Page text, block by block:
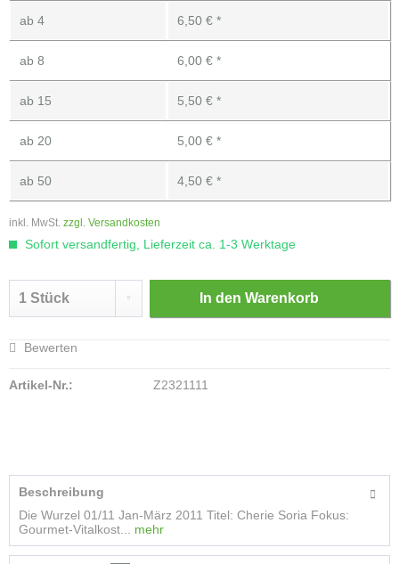
ab 4 6,50 € *
ab 8 6,00 € *
ab 15 5,50 € *
ab 20 5,00 € *
ab 50 4,50 € *
inkl. MwSt. zzgl. Versandkosten
Sofort versandfertig, Lieferzeit ca. 1-3 Werktage
In den Warenkorb
Bewerten
Artikel-Nr.: Z2321111
Beschreibung
Die Wurzel 01/11 Jan-März 2011 Titel: Cherie Soria Fokus:
Gourmet-Vitalkost...
mehr